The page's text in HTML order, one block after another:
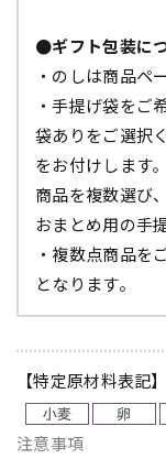
●ギフト包装に
・のしは商品ペ
・手提げ袋をご
袋ありをご選択
をお付けします。
商品を複数選び
おまとめ用の手
・複数点商品を
となります。
【特定原材料表記】
注意事項